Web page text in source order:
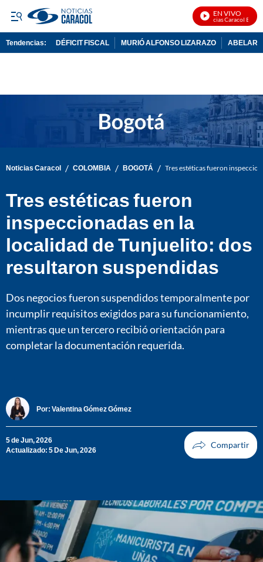
EN VIVO
Noticias Caracol En Vivo
Tendencias: DÉFICIT FISCAL MURIÓ ALFONSO LIZARAZO
Noticias Caracol / COLOMBIA / BOGOTÁ / Tres estéticas fueron
Tres estéticas fueron
inspeccionadas en la
localidad de Tunjuelito: dos
resultaron suspendidas
Dos negocios fueron suspendidos temporalmente por
incumplir requisitos exigidos para su funcionamiento,
mientras que un tercero recibió orientación para
completar la documentación requerida.
Por: Valentina Gómez Gómez
5 de Jun, 2026
Actualizado: 5 De Jun, 2026